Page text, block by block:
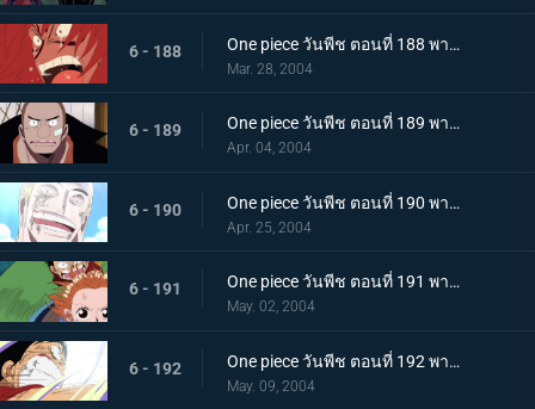
6 - 188 One piece วันพีช ตอนที่ 188 พากย์ไทย ปลดปล่อยจากคำสาป! น้ำตาที่หลั่งไหลของยอดนักรบ!!
Mar. 28, 2004
6 - 189 One piece วันพีช ตอนที่ 189 พากย์ไทย เพื่อนรักตลอดกาล! ระฆังแห่งคำสาบานที่กึกก้องไปทั่วท้องทะเล!!
Apr. 04, 2004
6 - 190 One piece วันพีช ตอนที่ 190 พากย์ไทย เกาะแองเจิ้ลล่มสลาย! สายฟ้าอันน่าสะพรึงกลัว!
Apr. 25, 2004
6 - 191 One piece วันพีช ตอนที่ 191 พากย์ไทย โค่นต้นถั่วยักษ์! ความหวังสุดท้ายในการหลบหนี
May. 02, 2004
6 - 192 One piece วันพีช ตอนที่ 192 พากย์ไทย ปาฏิหาริย์แห่งอาณาจักรเทพ! เลิฟซองก์แห่งเกาะที่ส่งถึงทูตสวรรค์
May. 09, 2004